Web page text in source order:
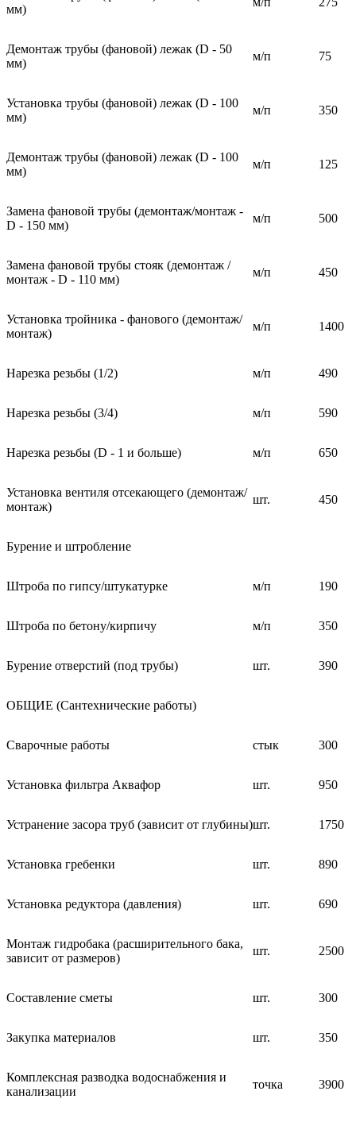
мм)
Демонтаж трубы (фановой) лежак (D - 50
мм)
м/п 75
Установка трубы (фановой) лежак (D - 100
мм)
м/п 350
Демонтаж трубы (фановой) лежак (D - 100
мм)
м/п 125
Замена фановой трубы (демонтаж/монтаж -
D - 150 мм)
м/п 500
Замена фановой трубы стояк (демонтаж /
монтаж - D - 110 мм)
м/п 450
Установка тройника - фанового (демонтаж/
монтаж)
м/п 1400
Нарезка резьбы (1/2) м/п 490
Нарезка резьбы (3/4) м/п 590
Нарезка резьбы (D - 1 и больше) м/п 650
Установка вентиля отсекающего (демонтаж/
монтаж)
шт. 450
Бурение и штробление
Штроба по гипсу/штукатурке м/п 190
Штроба по бетону/кирпичу м/п 350
Бурение отверстий (под трубы) шт. 390
ОБЩИЕ (Сантехнические работы)
Сварочные работы стык 300
Установка фильтра Аквафор шт. 950
Устранение засора труб (зависит от глубины)шт. 1750
Установка гребенки шт. 890
Установка редуктора (давления) шт. 690
Монтаж гидробака (расширительного бака,
зависит от размеров)
шт. 2500
Составление сметы шт. 300
Закупка материалов шт. 350
Комплексная разводка водоснабжения и
канализации
точка 3900